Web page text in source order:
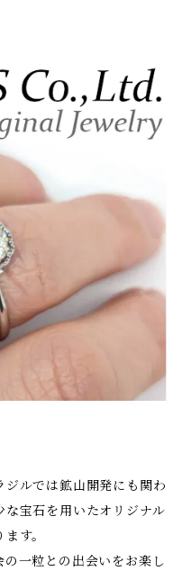
ルでは鉱山開発にも関わ
な宝石を用いたオリジナル
す。
一粒との出会いをお楽し